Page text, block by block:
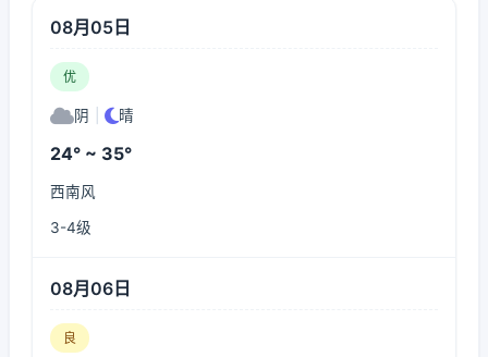
08月05日
优
阴 晴
24° ~ 35°
西南风
3-4级
08月06日
良